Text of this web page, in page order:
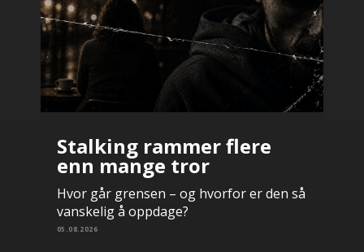
Stalking rammer flere
enn mange tror
Hvor går grensen – og hvorfor er den så
vanskelig å oppdage?
05.08.2026